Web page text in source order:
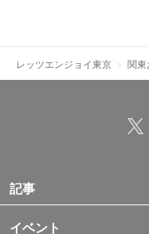
レッツエンジョイ東京 関東
記事
イベント